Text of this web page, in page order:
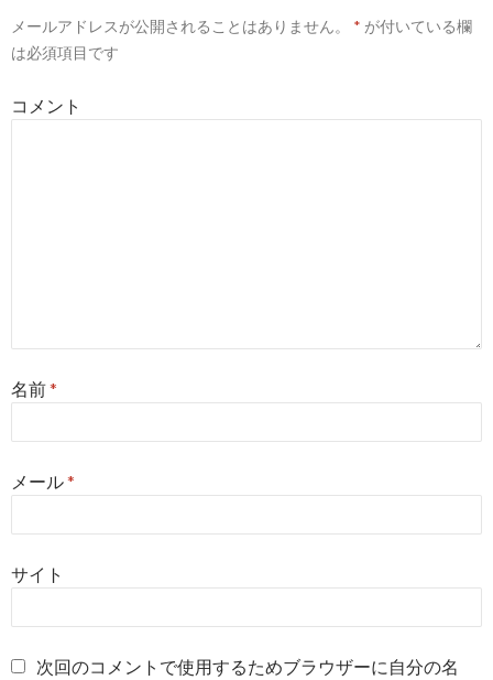
メールアドレスが公開されることはありません。 * が付いている欄
は必須項目です
コメント
名前*
メール*
サイト
次回のコメントで使用するためブラウザーに自分の名